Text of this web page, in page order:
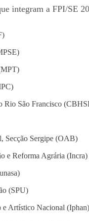
integram a FPI/SE
Rio São Francisco
Secção Sergipe (OAB)
e Reforma Agrária (Incra)
(SPU)
Artístico Nacional (Iphan)